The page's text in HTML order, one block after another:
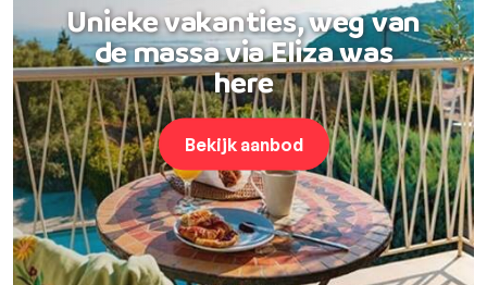
Unieke vakanties, weg van
de massa via Eliza was
here
Bekijk aanbod